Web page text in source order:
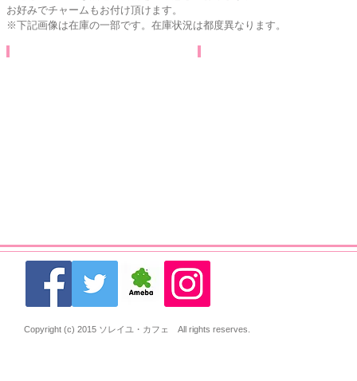
​お好みでチャームもお付け頂けます。​
※下記画像は在庫の一部です。 在庫状況は都度異なります。
Copyright (c) 2015 ソレイユ・カフェ All rights reserves.